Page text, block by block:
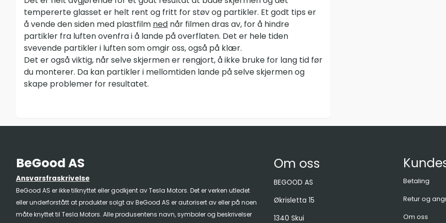
tempererte glasset er helt rent og fritt for støv og partikler. Et godt tips er
å vende den siden med plastfilm ned når filmen dras av, for å hindre
partikler fra luften ovenfra i å lande på overflaten. Det er hele tiden
svevende partikler i luften som omgir oss, også på klær.
Det er også viktig, når selve skjermen er rengjort, å ikke bruke for lang tid før
du monterer. Da kan partikler i mellomtiden lande på selve skjermen og
skape problemer for resultatet.
BeGood AS
Ansvarsfraskrivelse
BeGood AS er ikke tilknyttet eller godkjent av Tesla Motors. Det er verken utledet
eller underforstått at produkter solgt av BeGood AS er autorisert av eller på noen
måte knyttet til Tesla Motors. Alle produsentens navn, symboler og beskrivelser
Om oss
BEGOOD AS
Økrisletta 15
1340 Skui
Betaling
Retur og
Om oss